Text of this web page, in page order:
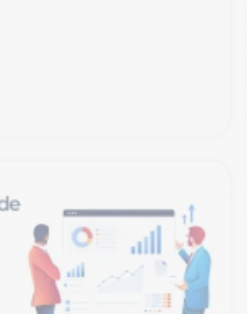
arrive à Paris
et